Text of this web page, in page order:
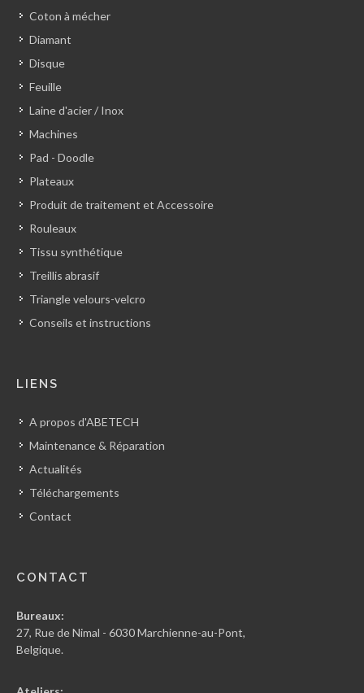
Coton à mécher
Diamant
Disque
Feuille
Laine d'acier / Inox
Machines
Pad - Doodle
Plateaux
Produit de traitement et Accessoire
Rouleaux
Tissu synthétique
Treillis abrasif
Triangle velours-velcro
Conseils et instructions
LIENS
A propos d'ABETECH
Maintenance & Réparation
Actualités
Téléchargements
Contact
CONTACT
Bureaux:
27, Rue de Nimal - 6030 Marchienne-au-Pont,
Belgique.